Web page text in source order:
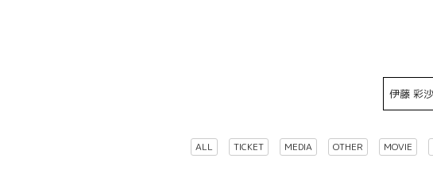
ALL TICKET MEDIA OTHER MOVIE